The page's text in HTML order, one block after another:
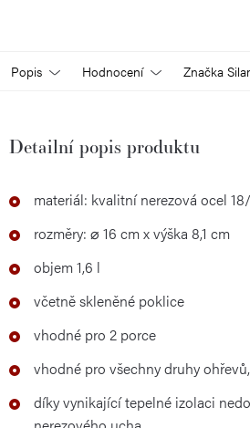
Popis Hodnocení Značka
Detailní popis produktu
materiál: kvalitní nerezová ocel
rozměry: ⌀ 16 cm x výška 8,1 cm
objem 1,6 l
včetně skleněné poklice
vhodné pro 2 porce
vhodné pro všechny druhy
díky vynikající tepelné izolaci